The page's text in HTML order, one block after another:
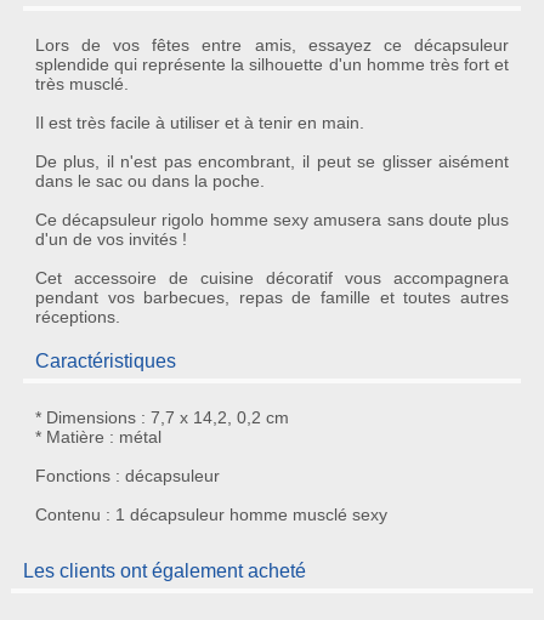
Lors de vos fêtes entre amis, essayez cedécapsuleur
splendide qui représente la silhouette d'un homme très fort et
très musclé
Il est très facile à utiliser et à tenir en main.
De plus, il n'est pas encombrant, il peut se glisser aisément
dans le sac ou dans la poche.
Cedécapsuleur rigolo homme sexy amusera sans doute plus
d'un de vos invités !
Cet accessoire de cuisine décoratif vous accompagnera
pendant vos barbecues, repas de famille et toutes autres
réceptions.
Caractéristiques
* Dimensions : 7,7 x 14,2, 0,2 cm
* Matière : métal
Fonctions : décapsuleur
Contenu : 1 décapsuleur homme musclé sexy
Les clients ont également acheté